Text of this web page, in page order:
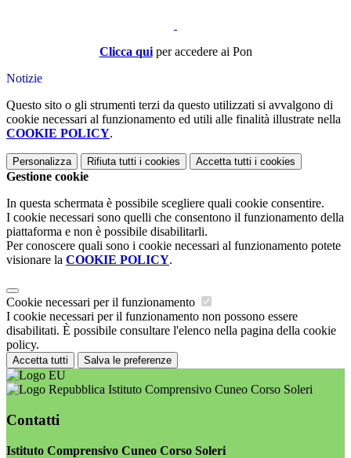
Clicca qui per accedere ai Pon
Notizie
Questo sito o gli strumenti terzi da questo utilizzati si avvalgono di
cookie necessari al funzionamento ed utili alle finalità illustrate nella
COOKIE POLICY.
Personalizza Rifiuta tutti i cookies Accetta tutti i cookies
Gestione cookie
In questa schermata è possibile scegliere quali cookie consentire.
I cookie necessari sono quelli che consentono il funzionamento della
piattaforma e non è possibile disabilitarli.
Per conoscere quali sono i cookie necessari al funzionamento potete
visionare la COOKIE POLICY.
Cookie necessari per il funzionamento
I cookie necessari per il funzionamento non possono essere
disabilitati. È possibile consultare l'elenco nella pagina della cookie
policy.
Accetta tutti Salva le preferenze
Istituto Comprensivo Cuneo Corso Soleri
Contatti
Istituto Comprensivo Cuneo Corso Soleri